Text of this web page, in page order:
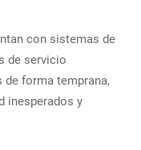
con sistemas de
de servicio
forma temprana,
inesperados y